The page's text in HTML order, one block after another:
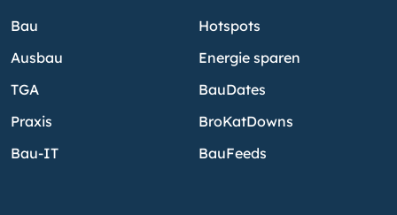
Bau
Ausbau
TGA
Praxis
Bau-IT
Hotspots
Energie sparen
BauDates
BroKatDowns
BauFeeds